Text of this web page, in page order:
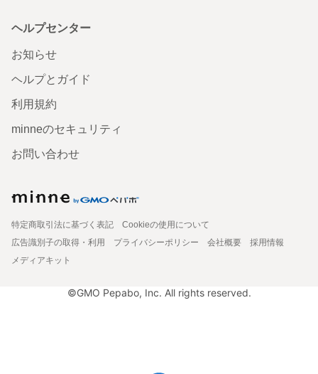
ヘルプセンター
お知らせ
ヘルプとガイド
利用規約
minneのセキュリティ
お問い合わせ
特定商取引法に基づく表記
Cookieの使用について
広告識別子の取得・利用
プライバシーポリシー 会社概要
採用情報
メディアキット
©GMO Pepabo, Inc. All rights reserved.